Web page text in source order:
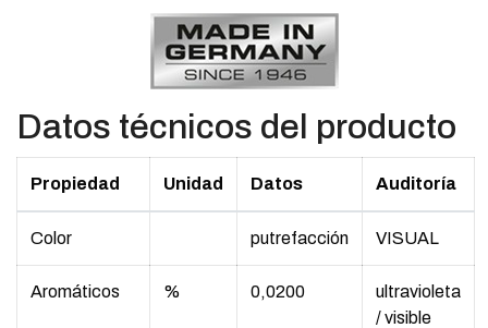
Datos técnicos del producto
Propiedad Unidad Datos Auditoría
Color putrefacción VISUAL
Aromáticos % 0,0200
ultravioleta
/ visible